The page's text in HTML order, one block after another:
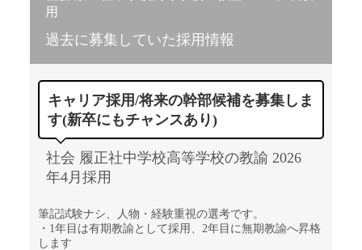
用
過去に募集していた採用情報
キャリア採用/将来の幹部候補を募集しま
す(新卒にもチャンスあり)
社会 履正社中学校高等学校の教諭 2026
年4月採用
筆記試験ナシ、人物・経験重視の選考です。
・1年目は有期教諭として採用、2年目に無期教諭へ昇格
します